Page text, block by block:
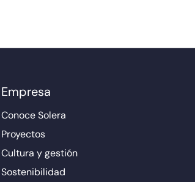
Empresa
Conoce Solera
Proyectos
Cultura y gestión
Sostenibilidad